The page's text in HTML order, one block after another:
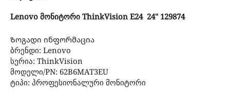
Lenovo მონიტორი ThinkVision E24 24'' 129874
Ზოგადი ინფორმაცია
ბრენდი: Lenovo
სერია: ThinkVision
მოდელი/PN: 62B6MAT3EU
ტიპი: პროფესიონალური მონიტორი